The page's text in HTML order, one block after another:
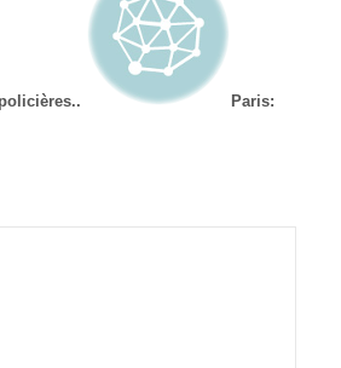
Paris: